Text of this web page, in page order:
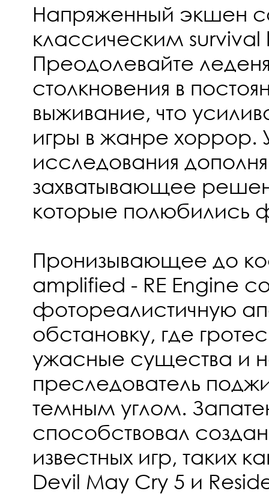
Напряженный экшен
классическим survival
Преодолевайте
столкновения в
выживание, что
игры в жанре хоррор.
исследования
захватывающее
которые полюбились
Пронизывающее до
amplified - RE Engine
фотореалистичную
обстановку, где
ужасные существа и
преследователь
темным углом.
способствовал
известных игр, таких
Devil May Cry 5 и